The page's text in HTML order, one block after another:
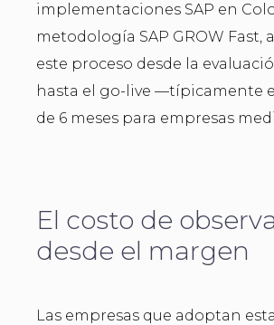
implementaciones SAP en
metodología SAP GROW Fast,
este proceso desde la
hasta el go-live —típicamente
de 6 meses para empresas
El costo de
desde el margen
Las empresas que adoptan